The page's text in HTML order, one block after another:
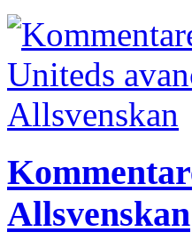
Allsvenskan